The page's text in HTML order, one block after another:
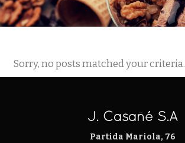
Sorry, no posts matched your criteria.
J. Casañé S.A
Partida Mariola, 76